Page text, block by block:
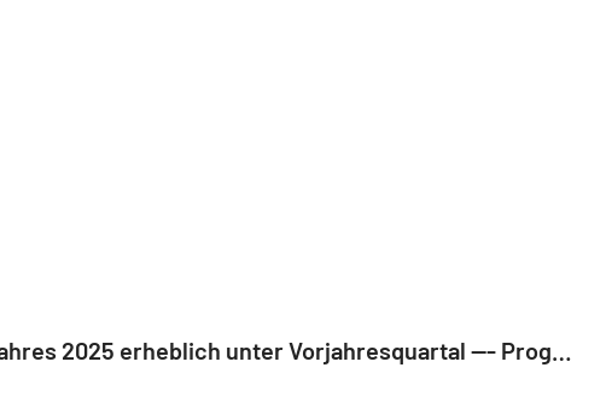
EQS-Adhoc: Deutsche Beteiligungs AG: Konzernergebnis im ersten Quartal des Geschäftsjahres 2025 erheblich unter Vorjahresquartal --- Prognose für das Geschäftsjahr 2025 unverändert (deutsch)